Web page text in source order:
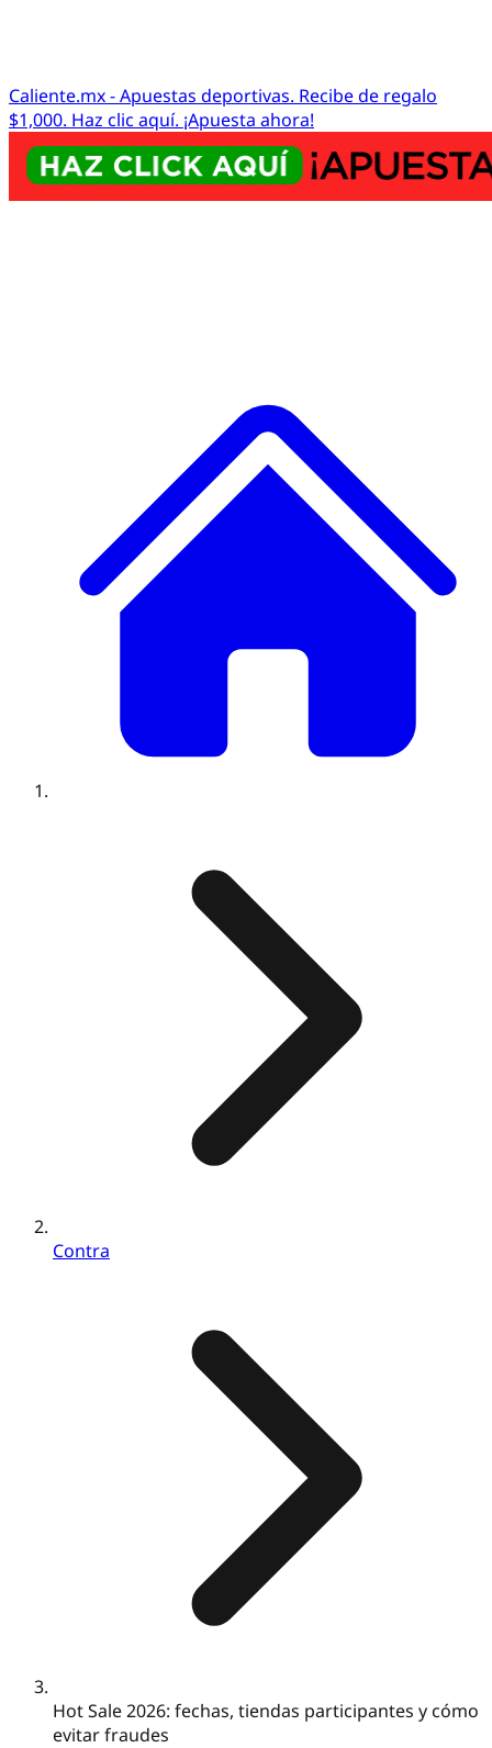
Caliente.mx - Apuestas deportivas. Recibe de regalo
$1,000. Haz clic aquí. ¡Apuesta ahora!
Contra
Hot Sale 2026: fechas, tiendas participantes y cómo
evitar fraudes